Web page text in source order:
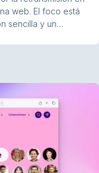
web. El foco está
sencilla y un